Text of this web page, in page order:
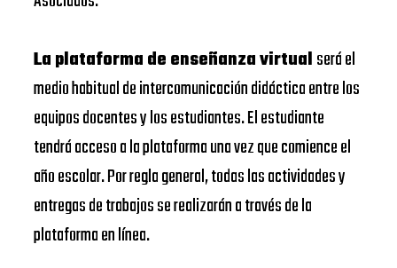
La plataforma de enseñanza virtualserá el
medio habitual de intercomunicación didáctica entre los
equipos docentes y los estudiantes. El estudiante
tendrá acceso a la plataforma una vez que comience el
año escolar. Por regla general, todas las actividades y
entregas de trabajos se realizarán a través de la
plataforma en línea.